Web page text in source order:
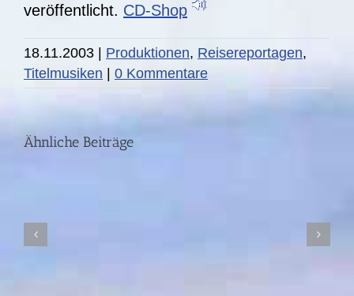
veröffentlicht. CD-Shop
18.11.2003 | Produktionen, Reisereportagen,
Titelmusiken | 0 Kommentare
Ähnliche Beiträge
DIE
STORY: